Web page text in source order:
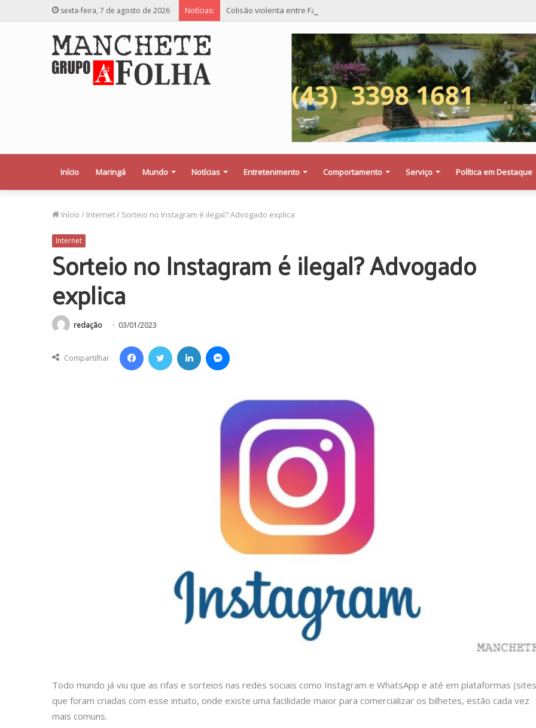
sexta-feira, 7 de agosto de 2026 Notícias: Colisão violenta entre Falcon e veículo da Prefeitura de Floresta termina com dois
Início Maringá Mundo Notícias Entretenimento Comportamento Serviço Política em Destaque
Início / Internet/ Sorteio no Instagram é ilegal? Advogado explica
Internet
Sorteio no Instagram é ilegal? Advogado
explica
redação 03/01/2023
Compartilhar
Todo mundo já viu que as rifas e sorteios nas redes sociais como Instagram e WhatsApp e até em plataformas
que foram criadas com esse intuito, onde existe uma facilidade maior para comercializar os bilhetes, estão cada vez
mais comuns.